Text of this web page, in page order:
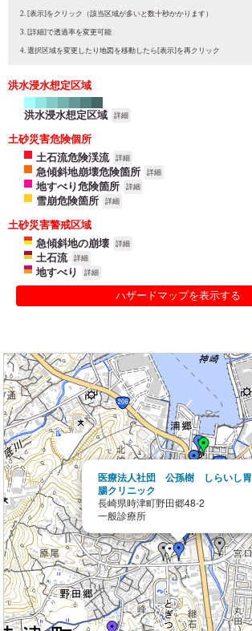
[表示]をクリック（該当区域が多いと数十秒かかります）
[詳細]で透過率を変更可能
選択区域を変更したり地図を移動したら[表示]を再クリック
洪水浸水想定区域
洪水浸水想定区域 詳細
土砂災害危険個所
土石流危険渓流
詳細
急傾斜地崩壊危険箇所 詳細
地すべり危険箇所 詳細
雪崩危険箇所 詳細
土砂災害警戒区域
急傾斜地の崩壊
詳細
土石流 詳細
地すべり 詳細
ハザードマップを表示する
医療法人社団 公孫樹 しらいし胃
腸クリニック
長崎県時津町野田郷48-2
一般診療所